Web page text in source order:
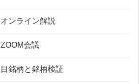
ンライン解説
会議
銘柄と銘柄検証